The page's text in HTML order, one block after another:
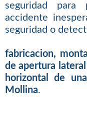
seguridad para
accidente
seguridad o
fabricacion,
de apertura
horizontal de
Mollina.